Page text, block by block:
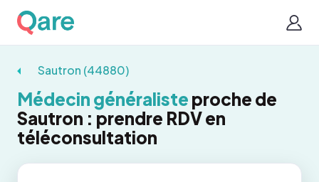
Sautron (44880)
Médecin généraliste proche de
Sautron : prendre RDV en
téléconsultation